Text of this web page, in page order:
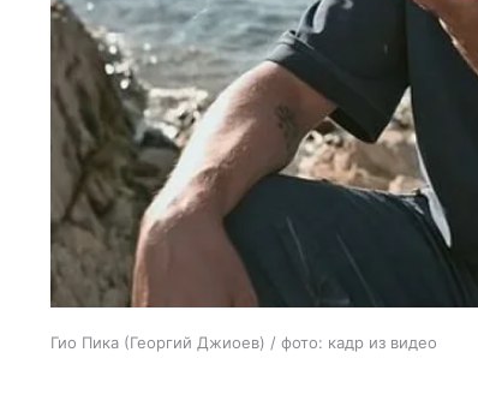
Гио Пика (Георгий Джиоев) / фото: кадр из видео